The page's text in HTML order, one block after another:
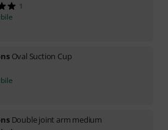
1
Oval Suction Cup
Double joint arm medium